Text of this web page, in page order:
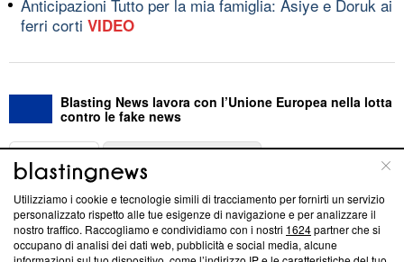
Anticipazioni Tutto per la mia famiglia: Asiye e Doruk ai
ferri corti VIDEO
Blasting News lavora con l’Unione Europea nella lotta
contro le fake news
ABOUT
Questa sezione offre informazioni trasparenti su Blasting
News, sui nostri processi editoriali e su come ci impegniamo a
creare news di qualità. Inoltre, afferma la nostra aderenza a
Utilizziamo i cookie e tecnologie simili di tracciamento per fornirti un servizio
personalizzato rispetto alle tue esigenze di navigazione e per analizzare il
nostro traffico. Raccogliamo e condividiamo con i nostri 1624partner che si
occupano di analisi dei dati web, pubblicità e social media, alcune